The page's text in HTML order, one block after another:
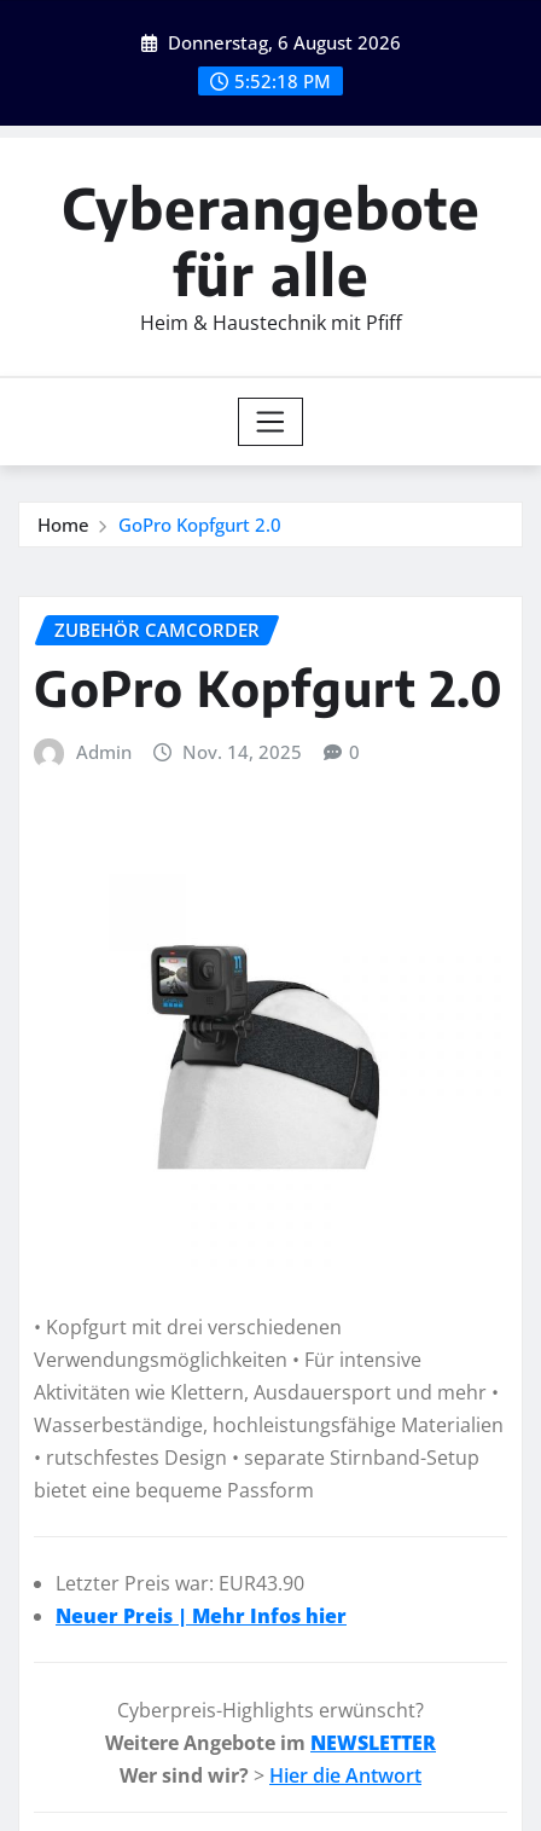
Donnerstag, 6 August 2026
5:52:19 PM
Cyberangebote
für alle
Heim & Haustechnik mit Pfiff
Home GoPro Kopfgurt 2.0
ZUBEHÖR CAMCORDER
GoPro Kopfgurt 2.0
Admin Nov. 14, 2025 0
• Kopfgurt mit drei verschiedenen
Verwendungsmöglichkeiten • Für intensive
Aktivitäten wie Klettern, Ausdauersport und mehr •
Wasserbeständige, hochleistungsfähige Materialien
• rutschfestes Design • separate Stirnband-Setup
bietet eine bequeme Passform
Letzter Preis war: EUR43.90
Neuer Preis | Mehr Infos hier
Cyberpreis-Highlights erwünscht?
Weitere Angebote im NEWSLETTER
Wer sind wir? > Hier die Antwort